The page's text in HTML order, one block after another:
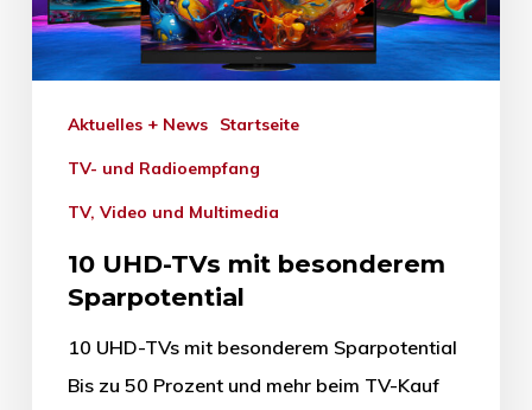
Aktuelles + News Startseite
TV- und Radioempfang
TV, Video und Multimedia
10 UHD-TVs mit besonderem
Sparpotential
10 UHD-TVs mit besonderem Sparpotential
Bis zu 50 Prozent und mehr beim TV-Kauf